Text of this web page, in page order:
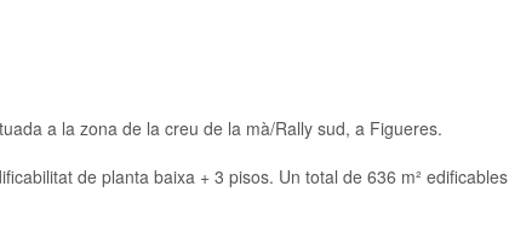
a la zona de la creu de la mà/Rally sud, a Figueres.
de planta baixa + 3 pisos. Un total de 636 m² edificables